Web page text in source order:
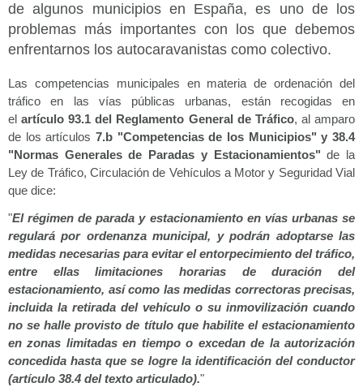
de algunos municipios en España, es uno de los
problemas más importantes con los que debemos
enfrentarnos los autocaravanistas como colectivo.
Las competencias municipales en materia de ordenación del
tráfico en las vías públicas urbanas, están recogidas en
elartículo 93.1 del Reglamento General de Tráfico, al amparo
de los artículos 7.b "Competencias de los Municipios" y 38.4
"Normas Generales de Paradas y Estacionamientos" de la
Ley de Tráfico, Circulación de Vehículos a Motor y Seguridad Vial
que dice:
"El régimen de parada y estacionamiento en vías urbanas se
regulará por ordenanza municipal, y podrán adoptarse las
medidas necesarias para evitar el entorpecimiento del tráfico,
entre ellas limitaciones horarias de duración del
estacionamiento, así como las medidas correctoras precisas,
incluida la retirada del vehículo o su inmovilización cuando
no se halle provisto de título que habilite el estacionamiento
en zonas limitadas en tiempo o excedan de la autorización
concedida hasta que se logre la identificación del conductor
(artículo 38.4 del texto articulado)."